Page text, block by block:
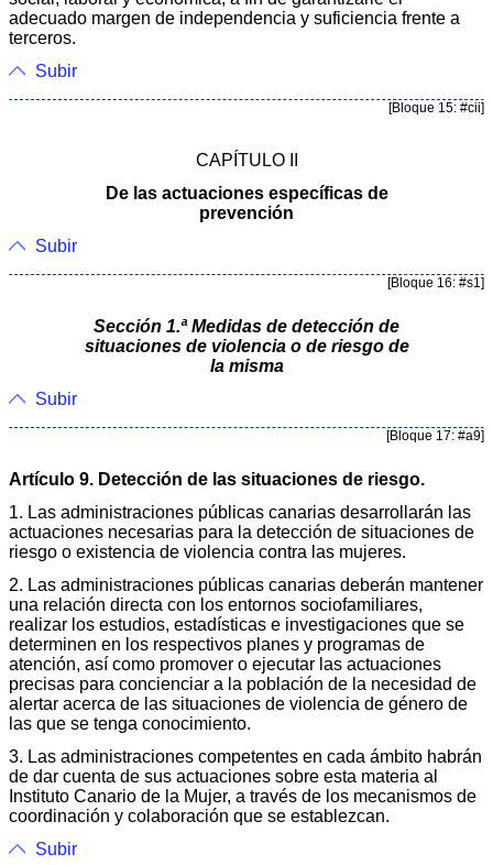
adecuado margen de independencia y suficiencia frente a
terceros.
Subir
[Bloque 15: #cii]
CAPÍTULO II
De las actuaciones específicas de
prevención
Subir
[Bloque 16: #s1]
Sección 1.ª Medidas de detección de
situaciones de violencia o de riesgo de
la misma
Subir
[Bloque 17: #a9]
Artículo 9. Detección de las situaciones de riesgo.
1. Las administraciones públicas canarias desarrollarán las
actuaciones necesarias para la detección de situaciones de
riesgo o existencia de violencia contra las mujeres.
2. Las administraciones públicas canarias deberán mantener
una relación directa con los entornos sociofamiliares,
realizar los estudios, estadísticas e investigaciones que se
determinen en los respectivos planes y programas de
atención, así como promover o ejecutar las actuaciones
precisas para concienciar a la población de la necesidad de
alertar acerca de las situaciones de violencia de género de
las que se tenga conocimiento.
3. Las administraciones competentes en cada ámbito habrán
de dar cuenta de sus actuaciones sobre esta materia al
Instituto Canario de la Mujer, a través de los mecanismos de
coordinación y colaboración que se establezcan.
Subir